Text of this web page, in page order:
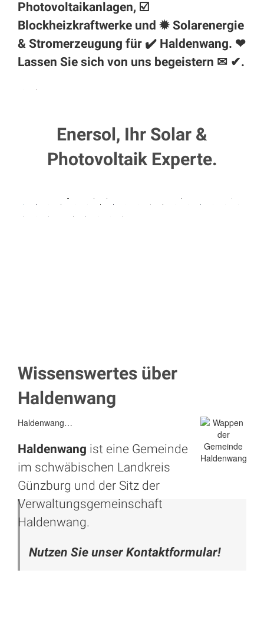
Photovoltaikanlagen, ☑️
Blockheizkraftwerke und ✹ Solarenergie
& Stromerzeugung für ✔️ Haldenwang. ❤
Lassen Sie sich von uns begeistern ✉ ✔.
Enersol, Ihr Solar &
Photovoltaik Experte.
Wissenswertes über
Haldenwang
Haldenwang…
Haldenwang ist eine Gemeinde
im schwäbischen Landkreis
Günzburg und der Sitz der
Verwaltungsgemeinschaft
Haldenwang.
Nutzen Sie unser Kontaktformular!